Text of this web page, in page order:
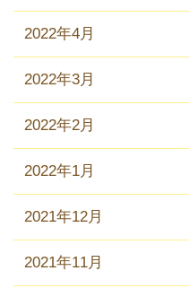
2022年4月
2022年3月
2022年2月
2022年1月
2021年12月
2021年11月